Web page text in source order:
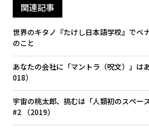
関連記事
世界のキタノ『たけし日本語学校』でベ
のこと
あなたの会社に「マントラ（呪文）」は
018）
宇宙の桃太郎、挑むは「人類初のスペー
#2 （2019）